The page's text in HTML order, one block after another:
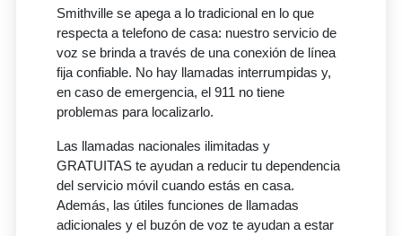
Smithville se apega a lo tradicional en lo que
respecta a telefono de casa: nuestro servicio de
voz se brinda a través de una conexión de línea
fija confiable. No hay llamadas interrumpidas y,
en caso de emergencia, el 911 no tiene
problemas para localizarlo.
Las llamadas nacionales ilimitadas y
GRATUITAS te ayudan a reducir tu dependencia
del servicio móvil cuando estás en casa.
Además, las útiles funciones de llamadas
adicionales y el buzón de voz te ayudan a estar